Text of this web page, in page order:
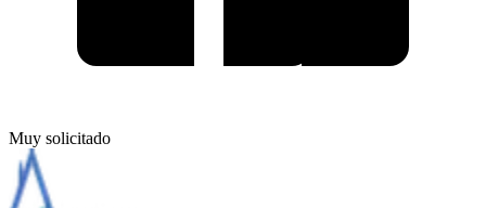
Muy solicitado